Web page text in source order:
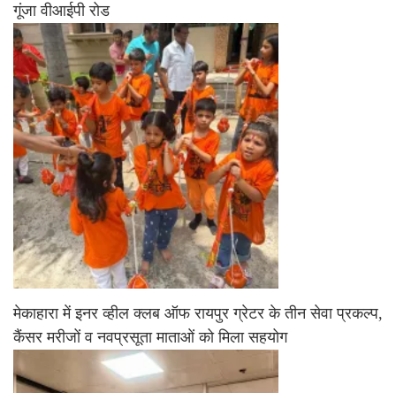
गूंजा वीआईपी रोड
मेकाहारा में इनर व्हील क्लब ऑफ रायपुर ग्रेटर के तीन सेवा प्रकल्प,
कैंसर मरीजों व नवप्रसूता माताओं को मिला सहयोग